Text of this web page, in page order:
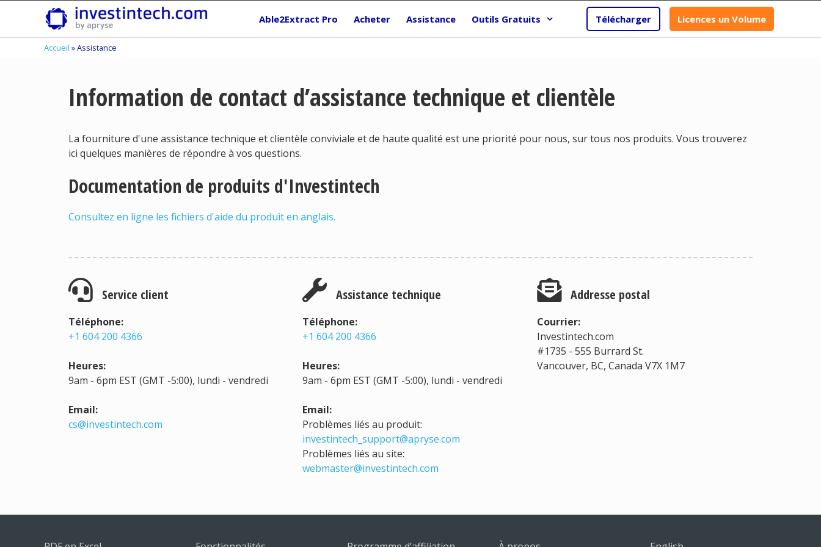
content
Able2Extract Pro Acheter Assistance Outils Gratuits Télécharger Licences un Volume
Accueil »Assistance
Information de contact d’assistance technique et clientèle
La fourniture d'une assistance technique et clientèle conviviale et de haute qualité est une priorité pour nous, sur tous nos produits. Vous trouverez
ici quelques manières de répondre à vos questions.
Documentation de produits d'Investintech
Consultez en ligne les fichiers d'aide du produit en anglais.
Service client
Téléphone:
+1 604 200 4366
Heures:
9am - 6pm EST (GMT -5:00), lundi - vendredi
Email:
cs@investintech.com
Assistance technique
Téléphone:
+1 604 200 4366
Heures:
9am - 6pm EST (GMT -5:00), lundi - vendredi
Email:
Problèmes liés au produit:
investintech_support@apryse.com
Problèmes liés au site:
webmaster@investintech.com
Addresse postal
Courrier:
Investintech.com
#1735 - 555 Burrard St.
Vancouver, BC, Canada V7X 1M7